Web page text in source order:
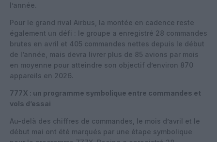
l’année.
Pour le grand rival Airbus, la montée en cadence reste
également un défi : le groupe a enregistré 28 commandes
brutes en avril et 405 commandes nettes depuis le début
de l’année, mais devra livrer plus de 85 avions par mois
en moyenne pour atteindre son objectif d’environ 870
appareils en 2026.
777X : un programme symbolique entre commandes et
vols d’essai
Au-delà des chiffres de commandes, le mois d’avril et le
début mai ont été marqués par une étape symbolique